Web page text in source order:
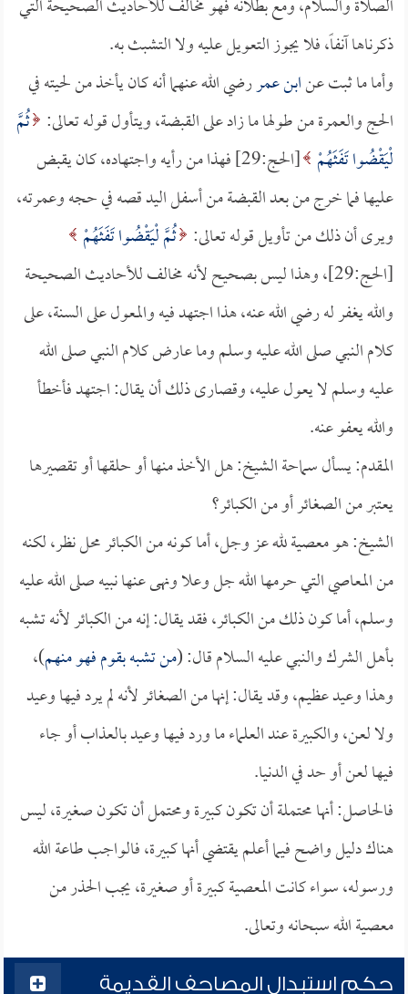
الصلاة والسلام، ومع بطلانه فهو مخالف للأحاديث الصحيحة التي
ذكرناها آنفاً، فلا يجوز التعويل عليه ولا التشبث به.
وأما ما ثبت عنابن عمررضي الله عنهما أنه كان يأخذ من لحيته في
الحج والعمرة من طولها ما زاد على القبضة، ويتأول قوله تعالى: ثُمَّ
لْيَقْضُوا تَفَثَهُمْ
[الحج:29] فهذا من رأيه واجتهاده، كان يقبض
عليها فما خرج من بعد القبضة من أسفل اليد قصه في حجه وعمرته،
ويرى أن ذلك من تأويل قوله تعالى: ثُمَّ لْيَقْضُوا تَفَثَهُمْ
[الحج:29]، وهذا ليس بصحيح لأنه مخالف للأحاديث الصحيحة
والله يغفر له رضي الله عنه، هذا اجتهد فيه والمعول على السنة، على
كلام النبي صلى الله عليه وسلم وما عارض كلام النبي صلى الله
عليه وسلم لا يعول عليه، وقصارى ذلك أن يقال: اجتهد فأخطأ
والله يعفو عنه.
المقدم: يسأل سماحة الشيخ: هل الأخذ منها أو حلقها أو تقصيرها
يعتبر من الصغائر أو من الكبائر؟
الشيخ: هو معصية لله عز وجل، أما كونه من الكبائر محل نظر، لكنه
من المعاصي التي حرمها الله جل وعلا ونهى عنها نبيه صلى الله عليه
وسلم، أما كون ذلك من الكبائر، فقد يقال: إنه من الكبائر لأنه تشبه
بأهل الشرك والنبي عليه السلام قال: (من تشبه بقوم فهو منهم)،
وهذا وعيد عظيم، وقد يقال: إنها من الصغائر لأنه لم يرد فيها وعيد
ولا لعن، والكبيرة عند العلماء ما ورد فيها وعيد بالعذاب أو جاء
فيها لعن أو حد في الدنيا.
فالحاصل: أنها محتملة أن تكون كبيرة ومحتمل أن تكون صغيرة، ليس
هناك دليل واضح فيما أعلم يقتضي أنها كبيرة، فالواجب طاعة الله
ورسوله، سواء كانت المعصية كبيرة أو صغيرة، يجب الحذر من
معصية الله سبحانه وتعالى.
حكم استبدال المصاحف القديمة